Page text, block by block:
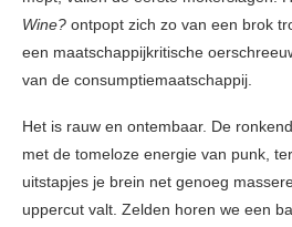
Wine? ontpopt zich zo van een brok
een maatschappijkritische
van de consumptiemaatschappij.
Het is rauw en ontembaar. De
met de tomeloze energie van punk,
uitstapjes je brein net genoeg
uppercut valt. Zelden horen we een